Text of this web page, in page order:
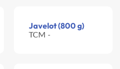
Javelot (800 g)
TCM -